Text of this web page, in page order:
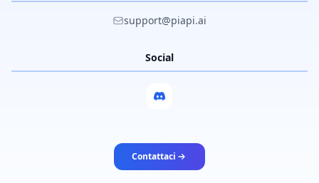
support@piapi.ai
Social
Contattaci